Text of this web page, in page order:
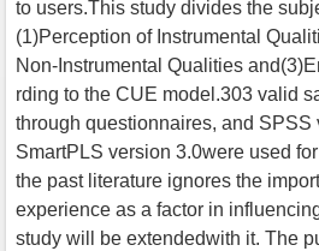
to users.This study divides the
(1)Perception of Instrumental
Non-Instrumental Qualities
rding to the CUE model.303 valid
through questionnaires, and SPSS
SmartPLS version 3.0were used
the past literature ignores the
experience as a factor in
study will be extendedwith it. The